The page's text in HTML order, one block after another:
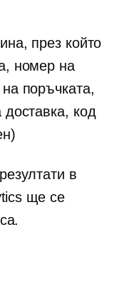
през който
номер на
поръчката,
код
в
ще се